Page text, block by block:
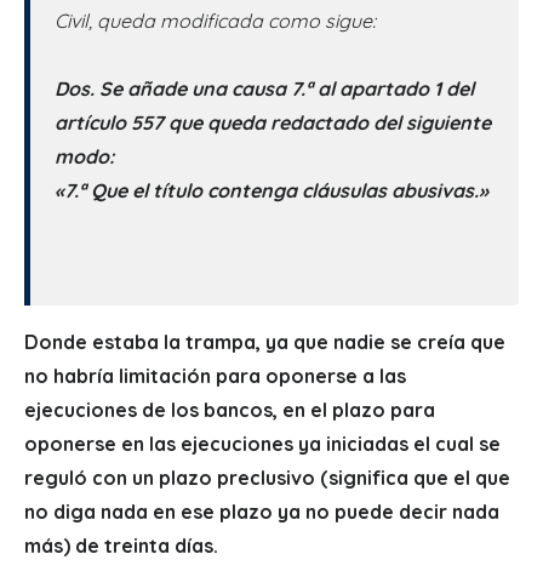
Civil, queda modificada como sigue:
Dos. Se añade una causa 7.ª al apartado 1 del
artículo 557 que queda redactado del siguiente
modo:
«7.ª Que el título contenga cláusulas abusivas.»
Donde estaba la trampa, ya que nadie se creía que
no habría limitación para oponerse a las
ejecuciones de los bancos, en el plazo para
oponerse en las ejecuciones ya iniciadas el cual se
reguló con un plazo preclusivo (significa que el que
no diga nada en ese plazo ya no puede decir nada
más) de treinta días.